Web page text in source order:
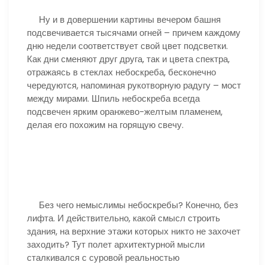
Ну и в довершении картины вечером башня
подсвечивается тысячами огней – причем каждому
дню недели соответствует свой цвет подсветки.
Как дни сменяют друг друга, так и цвета спектра,
отражаясь в стеклах небоскреба, бесконечно
чередуются, напоминая рукотворную радугу – мост
между мирами. Шпиль небоскреба всегда
подсвечен ярким оранжево-желтым пламенем,
делая его похожим на горящую свечу.
Без чего немыслимы небоскребы? Конечно, без
лифта. И действительно, какой смысл строить
здания, на верхние этажи которых никто не захочет
заходить? Тут полет архитектурной мысли
сталкивался с суровой реальностью